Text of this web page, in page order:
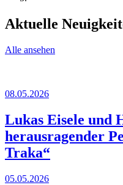
Aktuelle
Alle ansehen
08.05.2026
Lukas Eisele und
herausragender
Traka“
05.05.2026